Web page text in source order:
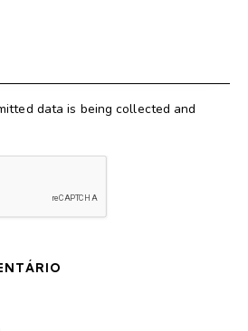
data is being collected and